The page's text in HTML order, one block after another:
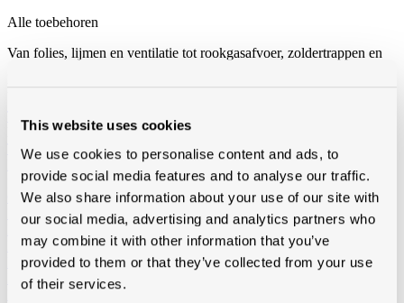
This website uses cookies
We use cookies to personalise content and ads, to
provide social media features and to analyse our traffic.
We also share information about your use of our site with
our social media, advertising and analytics partners who
may combine it with other information that you’ve
provided to them or that they’ve collected from your use
of their services.
Alle toebehoren
Van folies, lijmen en ventilatie tot rookgasafvoer, zoldertrappen en
professionele afwerking.
Loading...
Toebehoren voor dak en gevel
Loodvervanger WakaflexKoraflexEterflex Alu loodflexKoraflex
plusEPDM loodvervanger zelfklevend Connectalu classicCreaflex
OndernokkenRollenDiversen
DakrandenAlu Polyester
Dakverven, sprays en dakbescherming Algimous Blackvernis
RoofcoatSpraypaint
Liquiden en lijmen voor platte daken Imperbel liquiden en lijmen
Ikopro liquiden en lijmen
lijmen